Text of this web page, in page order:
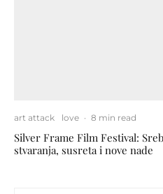
art attack love · 8 min read
Silver Frame Film Festival:
stvaranja, susreta i nove nade